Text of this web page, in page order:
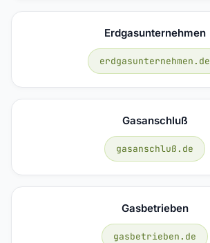
Erdgasunternehmen
erdgasunternehmen.de
Gasanschluß
gasanschluß.de
Gasbetrieben
gasbetrieben.de